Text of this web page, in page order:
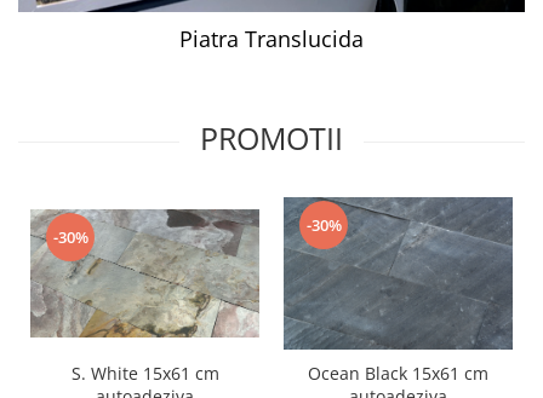
Piatra Translucida
PROMOTII
-30%
S. White 15x61 cm
-30%
Ocean Black 15x61 cm